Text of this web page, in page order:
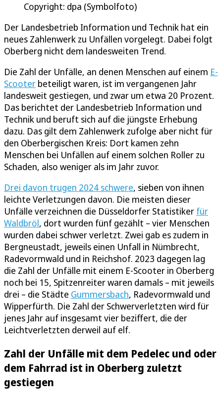
Copyright: dpa (Symbolfoto)
Der Landesbetrieb Information und Technik hat ein
neues Zahlenwerk zu Unfällen vorgelegt. Dabei folgt
Oberberg nicht dem landesweiten Trend.
Die Zahl der Unfälle, an denen Menschen auf einem E-
Scooter beteiligt waren, ist im vergangenen Jahr
landesweit gestiegen, und zwar um etwa 20 Prozent.
Das berichtet der Landesbetrieb Information und
Technik und beruft sich auf die jüngste Erhebung
dazu. Das gilt dem Zahlenwerk zufolge aber nicht für
den Oberbergischen Kreis: Dort kamen zehn
Menschen bei Unfällen auf einem solchen Roller zu
Schaden, also weniger als im Jahr zuvor.
Drei davon trugen 2024 schwere, sieben von ihnen
leichte Verletzungen davon. Die meisten dieser
Unfälle verzeichnen die Düsseldorfer Statistiker für
Waldbröl, dort wurden fünf gezählt – vier Menschen
wurden dabei schwer verletzt. Zwei gab es zudem in
Bergneustadt, jeweils einen Unfall in Nümbrecht,
Radevormwald und in Reichshof. 2023 dagegen lag
die Zahl der Unfälle mit einem E-Scooter in Oberberg
noch bei 15, Spitzenreiter waren damals – mit jeweils
drei – die Städte Gummersbach, Radevormwald und
Wipperfürth. Die Zahl der Schwerverletzten wird für
jenes Jahr auf insgesamt vier beziffert, die der
Leichtverletzten derweil auf elf.
Zahl der Unfälle mit dem Pedelec und oder
dem Fahrrad ist in Oberberg zuletzt
gestiegen